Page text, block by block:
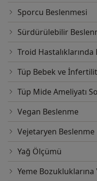
Sporcu Beslenmesi
Sürdürülebilir
Troid Hastalıklarında
Tüp Bebek ve
Tüp Mide Ameliyatı
Vegan Beslenme
Vejetaryen Beslenme
Yağ Ölçümü
Yeme